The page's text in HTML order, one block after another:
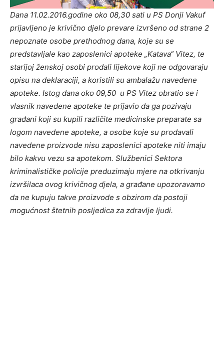
Dana 11.02.2016.godine oko 08,30 sati u PS Donji Vakuf
prijavljeno je krivično djelo prevare izvršeno od strane 2
nepoznate osobe prethodnog dana, koje su se
predstavljale kao zaposlenici apoteke „Katava“ Vitez, te
starijoj ženskoj osobi prodali lijekove koji ne odgovaraju
opisu na deklaraciji, a koristili su ambalažu navedene
apoteke. Istog dana oko 09,50 u PS Vitez obratio se i
vlasnik navedene apoteke te prijavio da ga pozivaju
građani koji su kupili različite medicinske preparate sa
logom navedene apoteke, a osobe koje su prodavali
navedene proizvode nisu zaposlenici apoteke niti imaju
bilo kakvu vezu sa apotekom. Službenici Sektora
kriminalističke policije preduzimaju mjere na otkrivanju
izvršilaca ovog krivičnog djela, a građane upozoravamo
da ne kupuju takve proizvode s obzirom da postoji
mogućnost štetnih posljedica za zdravlje ljudi.